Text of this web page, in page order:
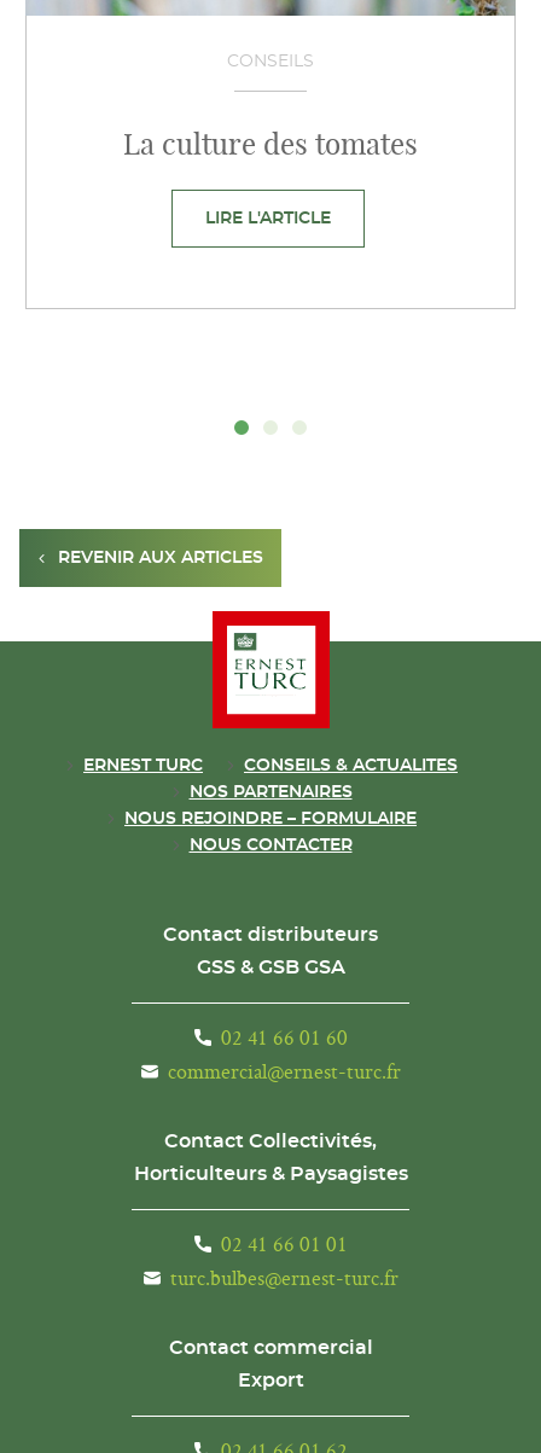
CONSEILS
La culture des tomates
LIRE L'ARTICLE
REVENIR AUX ARTICLES
ERNEST TURC
CONSEILS & ACTUALITES
NOS PARTENAIRES
NOUS REJOINDRE – FORMULAIRE
NOUS CONTACTER
Contact distributeurs
GSS & GSB GSA
02 41 66 01 60
commercial@ernest-turc.fr
Contact Collectivités,
Horticulteurs & Paysagistes
02 41 66 01 01
turc.bulbes@ernest-turc.fr
Contact commercial
Export